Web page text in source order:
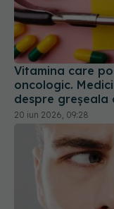
Vitamina care
oncologic.
despre greșeala
20 iun 2026, 09:28